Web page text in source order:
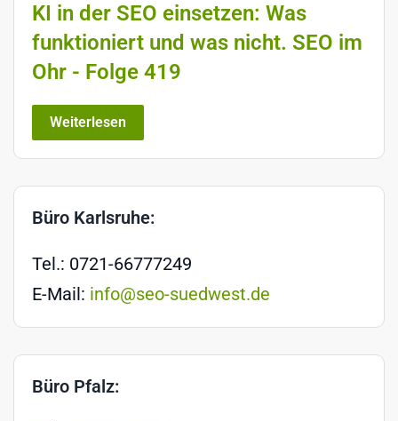
KI in der SEO einsetzen: Was
funktioniert und was nicht. SEO im
Ohr - Folge 419
Weiterlesen
Büro Karlsruhe:
Tel.: 0721-66777249
E-Mail: info@seo-suedwest.de
Büro Pfalz: